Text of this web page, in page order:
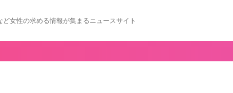
女性の求める情報が集まるニュースサイト